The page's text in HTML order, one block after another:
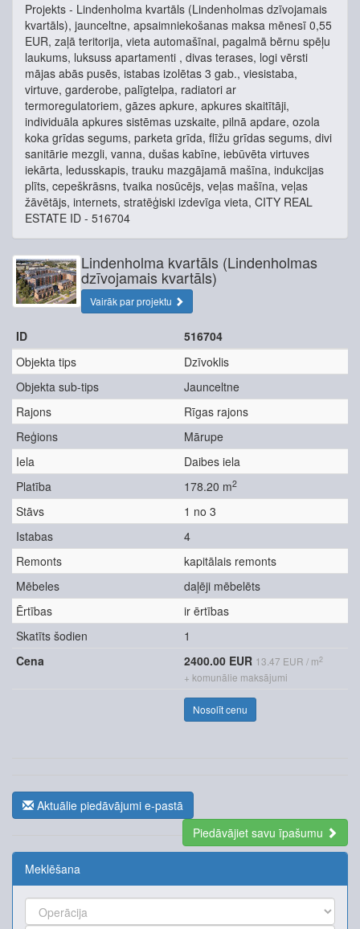
Projekts - Lindenholma kvartāls (Lindenholmas dzīvojamais
kvartāls), jaunceltne, apsaimniekošanas maksa mēnesī 0,55
EUR, zaļā teritorija, vieta automašīnai, pagalmā bērnu spēļu
laukums, luksuss apartamenti , divas terases, logi vērsti
mājas abās pusēs, istabas izolētas 3 gab., viesistaba,
virtuve, garderobe, palīgtelpa, radiatori ar
termoregulatoriem, gāzes apkure, apkures skaitītāji,
individuāla apkures sistēmas uzskaite, pilnā apdare, ozola
koka grīdas segums, parketa grīda, flīžu grīdas segums, divi
sanitārie mezgli, vanna, dušas kabīne, iebūvēta virtuves
iekārta, ledusskapis, trauku mazgājamā mašīna, indukcijas
plīts, cepeškrāsns, tvaika nosūcējs, veļas mašīna, veļas
žāvētājs, internets, stratēģiski izdevīga vieta, CITY REAL
ESTATE ID - 516704
Lindenholma kvartāls (Lindenholmas
dzīvojamais kvartāls)
Vairāk par projektu
ID
516704
Objekta tips
Dzīvoklis
Objekta sub-tips
Jaunceltne
Rajons
Rīgas rajons
Reģions
Mārupe
Iela
Daibes iela
Platība
178.20 m2
Stāvs
1 no 3
Istabas
4
Remonts
kapitālais remonts
Mēbeles
daļēji mēbelēts
Ērtības
ir ērtības
Skatīts šodien
1
Cena
2400.00 EUR 13.47 EUR / m2
+ komunālie maksājumi
Nosolīt cenu
Aktuālie piedāvājumi e-pastā
Piedāvājiet savu īpašumu
Meklēšana